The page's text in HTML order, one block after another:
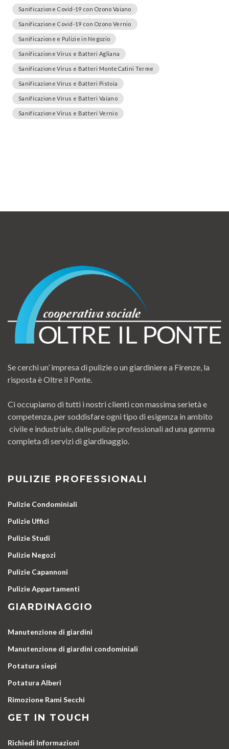
Sanificazione Covid-19 con Ozono Vaiano
Sanificazione Covid-19 con Ozono Vernio
Sanificazione e Pulizie in Negozio
Sanificazione Virus e Batteri Agliana
Sanificazione Virus e Batteri MonteCatini Terme
Sanificazione Virus e Batteri Pistoia
Sanificazione Virus e Batteri Vaiano
Sanificazione Virus e Batteri Vernio
Se cerchi un’ impresa di pulizie o un giardiniere a Firenze, la
risposta è Oltre il Ponte.
Ci occupiamo di tutti i nostri clienti con massima serietà e
competenza, per soddisfare ogni tipo di esigenza in ambito
civile e industriale, dalle pulizie professionali ad una gamma
completa di servizi di giardinaggio.
PULIZIE PROFESSIONALI
Pulizie Condominiali
Pulizie Uffici
Pulizie Studi
Pulizie Negozi
Pulizie Capannoni
Pulizie Appartamenti
GIARDINAGGIO
Manutenzione di giardini
Manutenzione di giardini condominiali
Potatura siepi
Potatura Alberi
Rimozione Rami Secchi
GET IN TOUCH
Richiedi Informazioni